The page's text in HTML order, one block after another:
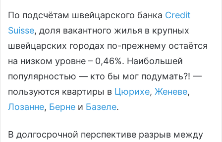
По подсчётам швейцарского банка Credit
Suisse, доля вакантного жилья в крупных
швейцарских городах по-прежнему остаётся
на низком уровне – 0,46%. Наибольшей
популярностью — кто бы мог подумать?! —
пользуются квартиры в Цюрихе, Женеве,
Лозанне, Берне и Базеле.
В долгосрочной перспективе разрыв между